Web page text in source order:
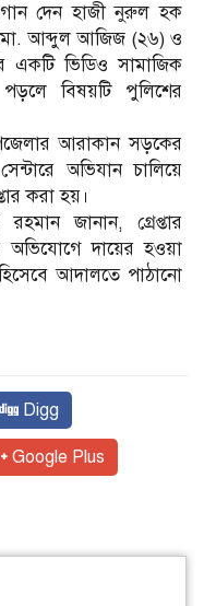
দেন হাজী নুরুল হক
মো. আব্দুল আজিজ (২৬) ও
ভিডিও সামাজিক
বিষয়টি পুলিশের
আরাকান সড়কের
অভিযান চালিয়ে
করা হয়।
জানান, গ্রেপ্তার
দায়ের হওয়া
আদালতে পাঠানো
Digg
Google Plus